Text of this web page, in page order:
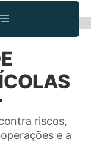
riscos,
e a